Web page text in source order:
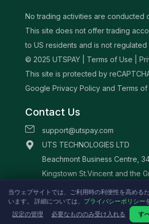
No trading activities are conducted
This site does not offer trading
to US residents and is not regulated
© 2025 UTSPAY | Terms of Use
This site is protected by
Google Privacy Policy and Terms
Contact Us
support@utspay.com
UTS TECHNOLOGIES LTD
Beachmont Business Centre,
Kingstown St.Vincent and the
当ウェブサイトでは、ご利用時の利便性を高める
います。 詳細については、 プライバシーポリシー
設定の管理
必要なもののみ受け入れる す